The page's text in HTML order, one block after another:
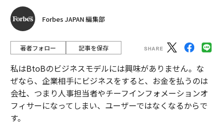
Forbes JAPAN 編集部
著者フォロー 記事を保存
私はBtoBのビジネスモデルには興味がありません。な
ぜなら、企業相手にビジネスをすると、お金を払うのは
会社、つまり人事担当者やチーフインフォメーションオ
フィサーになってしまい、ユーザーではなくなるからで
す。